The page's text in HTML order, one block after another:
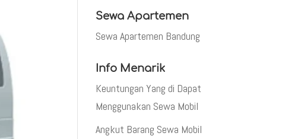
Sewa Apartemen
Sewa Apartemen Bandung
Info Menarik
Keuntungan Yang di Dapat
Menggunakan Sewa Mobil
Angkut Barang Sewa Mobil